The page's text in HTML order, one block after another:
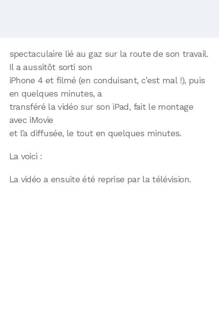
spectaculaire lié au gaz sur la route de son travail.
Il a aussitôt sorti son
iPhone 4 et filmé (en conduisant, c’est mal !), puis
en quelques minutes, a
transféré la vidéo sur son iPad, fait le montage
avec iMovie
et l’a diffusée, le tout en quelques minutes.
La voici :
La vidéo a ensuite été reprise par la télévision.